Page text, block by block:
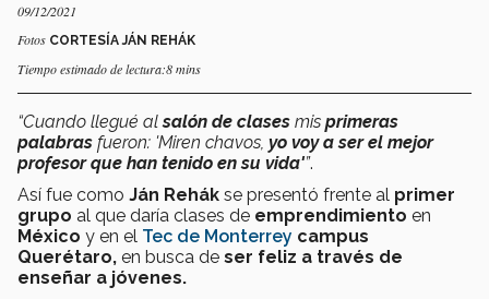
09/12/2021
Fotos CORTESÍA JÁN REHÁK
Tiempo estimado de lectura:8 mins
“Cuando llegué alsalón de clases mis primeras
palabras fueron: 'Miren chavos, yo voy a ser el mejor
profesor que han tenido en su vida'”.
Así fue como Ján Rehák se presentó frente al primer
grupo al que daría clases de emprendimiento en
México y en el Tec de Monterrey campus
Querétaro, en busca de ser feliz a través de
enseñar a jóvenes.